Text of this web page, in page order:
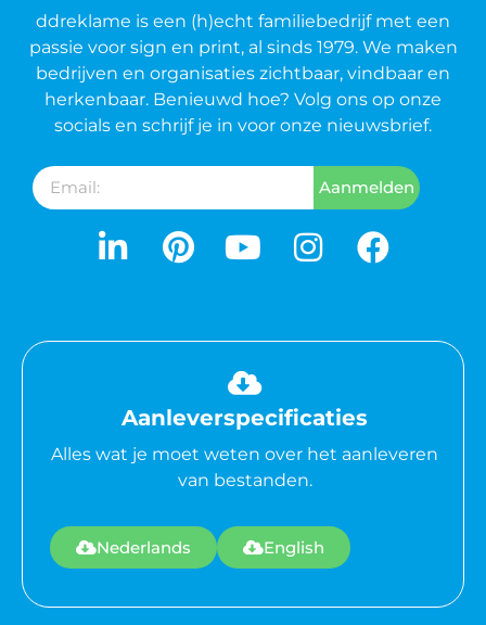
ddreklame is een (h)echt familiebedrijf met een
passie voor sign en print, al sinds 1979. We maken
bedrijven en organisaties zichtbaar, vindbaar en
herkenbaar. Benieuwd hoe? Volg ons op onze
socials en schrijf je in voor onze nieuwsbrief.
Aanmelden
Aanleverspecificaties
Alles wat je moet weten over het aanleveren
van bestanden.
Nederlands English